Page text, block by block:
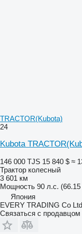
TRACTOR(Kubota)
24
Kubota
146 000 TJS 15 840 $ ≈
Трактор колесный
3 601 км
Мощность 90 л.с. (66.15
Япония
EVERY TRADING Co Ltd
Связаться с продавцом